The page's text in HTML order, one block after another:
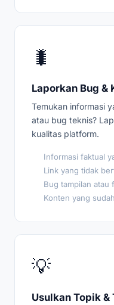
🐛
Laporkan Bug &
Temukan informasi
atau bug teknis?
kualitas platform.
Informasi faktual
Link yang tidak
Bug tampilan atau
Konten yang
💡
Usulkan Topik &